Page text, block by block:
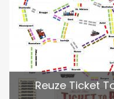
Reuze Ticket